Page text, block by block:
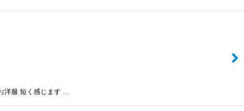
洋服 短く感じます …